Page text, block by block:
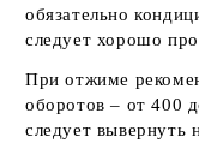
обязательно
следует хорошо
При отжиме
оборотов – от 400
следует